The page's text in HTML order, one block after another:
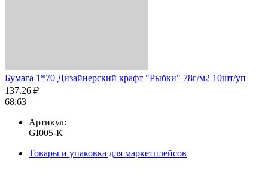
Бумага 1*70 Дизайнерский крафт "Рыбки" 78г/м2 10шт/уп
137.26 ₽
68.63
Артикул:
GI005-К
Товары и упаковка для маркетплейсов